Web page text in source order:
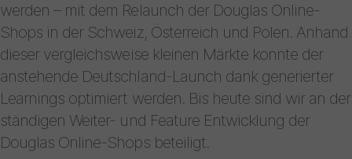
werden – mit dem Relaunch der Douglas Online-
Shops in der Schweiz, Österreich und Polen. Anhand
dieser vergleichsweise kleinen Märkte konnte der
anstehende Deutschland-Launch dank generierter
Learnings optimiert werden. Bis heute sind wir an der
ständigen Weiter- und Feature Entwicklung der
Douglas Online-Shops beteiligt.